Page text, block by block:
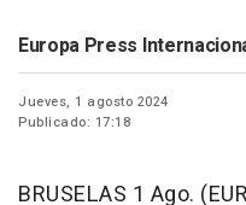
Europa Press
Jueves, 1 agosto 2024
Publicado: 17:18
BRUSELAS 1 Ago.